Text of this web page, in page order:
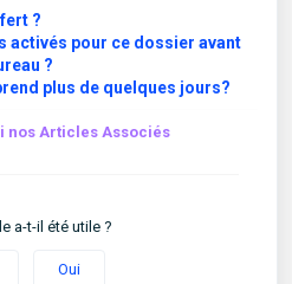
?
activés pour ce dossier avant
?
plus de quelques jours?
nos Articles Associés
a-t-il été utile ?
Oui